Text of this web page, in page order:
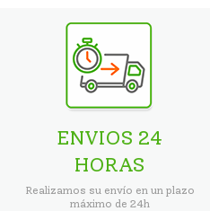
ENVIOS 24
HORAS
Realizamos su envío en un plazo
máximo de 24h